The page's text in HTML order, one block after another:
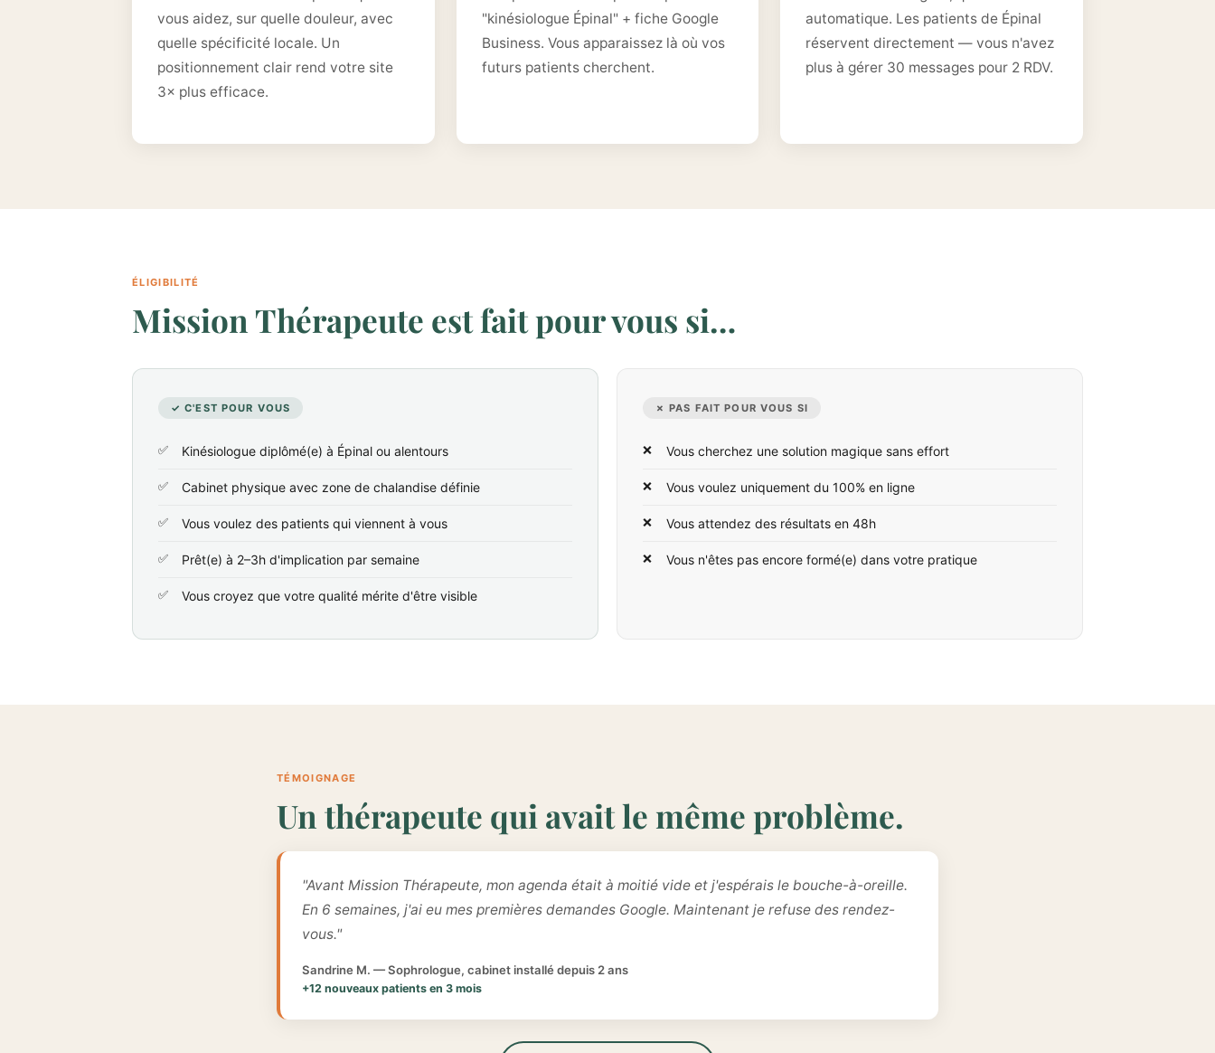
vous aidez, sur quelle douleur, avec
quelle spécificité locale. Un
positionnement clair rend votre site
3× plus efficace.
"kinésiologue Épinal" + fiche Google
Business. Vous apparaissez là où vos
futurs patients cherchent.
automatique. Les patients de Épinal
réservent directement — vous n'avez
plus à gérer 30 messages pour 2 RDV.
ÉLIGIBILITÉ
Mission Thérapeute est fait pour vous si…
✓ C'EST POUR VOUS
Kinésiologue diplômé(e) à Épinal ou alentours
Cabinet physique avec zone de chalandise définie
Vous voulez des patients qui viennent à vous
Prêt(e) à 2–3h d'implication par semaine
Vous croyez que votre qualité mérite d'être visible
✗ PAS FAIT POUR VOUS SI
Vous cherchez une solution magique sans effort
Vous voulez uniquement du 100% en ligne
Vous attendez des résultats en 48h
Vous n'êtes pas encore formé(e) dans votre pratique
TÉMOIGNAGE
Un thérapeute qui avait le même problème.
"Avant Mission Thérapeute, mon agenda était à moitié vide et j'espérais le bouche-à-oreille.
En 6 semaines, j'ai eu mes premières demandes Google. Maintenant je refuse des rendez-
vous."
Sandrine M. — Sophrologue, cabinet installé depuis 2 ans
+12 nouveaux patients en 3 mois